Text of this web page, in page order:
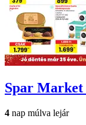
Spar Market
4 nap múlva lejár